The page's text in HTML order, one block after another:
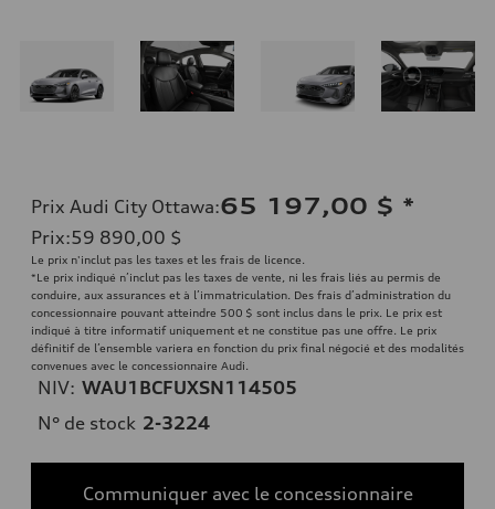
Prix Audi City Ottawa:65 197,00 $ *
Prix:59 890,00 $
Le prix n'inclut pas les taxes et les frais de licence.
*Le prix indiqué n’inclut pas les taxes de vente, ni les frais liés au permis de
conduire, aux assurances et à l’immatriculation. Des frais d’administration du
concessionnaire pouvant atteindre 500 $ sont inclus dans le prix. Le prix est
indiqué à titre informatif uniquement et ne constitue pas une offre. Le prix
définitif de l’ensemble variera en fonction du prix final négocié et des modalités
convenues avec le concessionnaire Audi.
NIV: WAU1BCFUXSN114505
N° de stock 2-3224
Communiquer avec le concessionnaire